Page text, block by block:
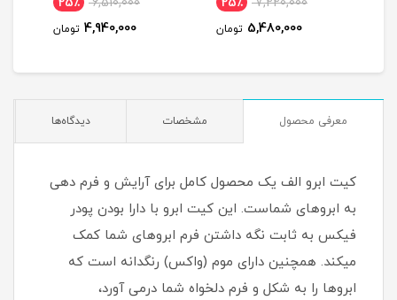
5,480,000 تومان 4,940,000 تومان
معرفی محصول مشخصات دیدگاه‌ها
کیت ابرو الف یک محصول کامل برای آرایش و فرم دهی
به ابروهای شماست. این کیت ابرو با دارا بودن پودر
فیکس به ثابت نگه داشتن فرم ابروهای شما کمک
میکند. همچنین دارای موم (واکس) رنگدانه است که
ابروها را به شکل و فرم دلخواه شما درمی آورد،